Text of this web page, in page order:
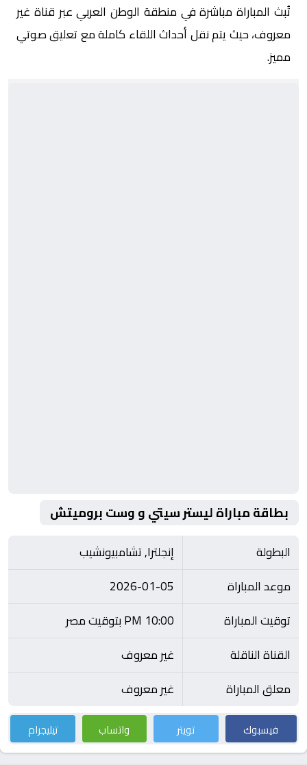
تُبث المباراة مباشرة في منطقة الوطن العربي عبر قناة غير
معروف، حيث يتم نقل أحداث اللقاء كاملة مع تعليق صوتي
مميز.
بطاقة مباراة ليستر سيتي و وست بروميتش
البطولة
إنجلترا, تشامبيونشيب
موعد المباراة
2026-01-05
توقيت المباراة
10:00 PM بتوقيت مصر
القناة الناقلة
غير معروف
معلق المباراة
غير معروف
فيسبوك تويتر واتساب تيليجرام